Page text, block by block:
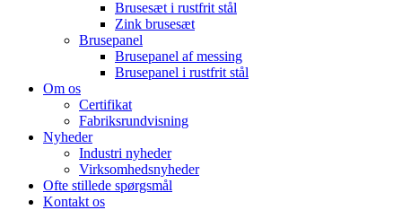
Brusesæt i rustfrit stål
Zink brusesæt
Brusepanel
Brusepanel af messing
Brusepanel i rustfrit stål
Om os
Certifikat
Fabriksrundvisning
Nyheder
Industri nyheder
Virksomhedsnyheder
Ofte stillede spørgsmål
Kontakt os